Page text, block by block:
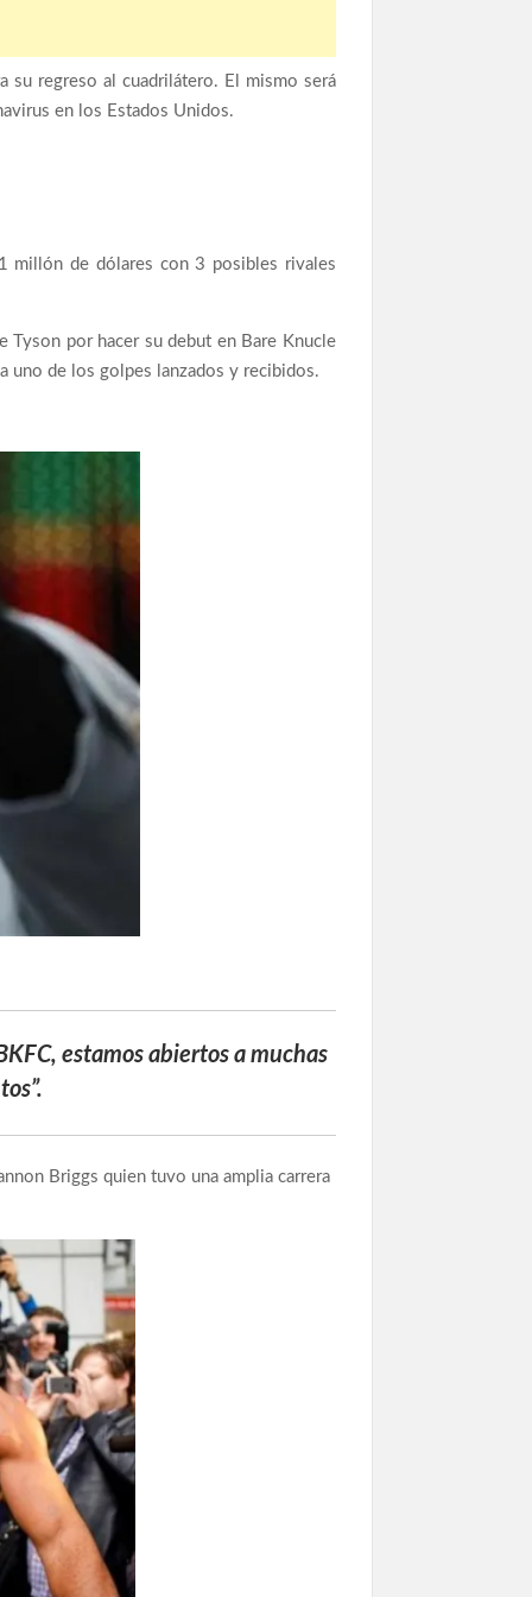
su regreso al cuadrilátero. El mismo será
en los Estados Unidos.
millón de dólares con 3 posibles rivales
Tyson por hacer su debut en Bare Knucle
uno de los golpes lanzados y recibidos.
estamos abiertos a muchas
Briggs quien tuvo una amplia carrera